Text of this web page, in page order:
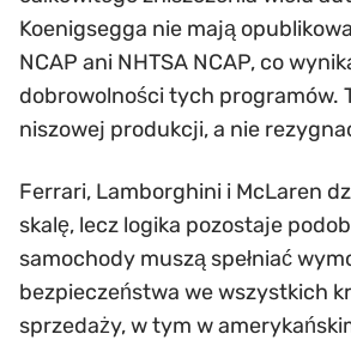
Koenigsegga nie mają
NCAP ani NHTSA NCAP, co
dobrowolności tych programów.
niszowej produkcji, a nie
Ferrari, Lamborghini i McLaren
skalę, lecz logika pozostaje
samochody muszą spełniać
bezpieczeństwa we wszystkich
sprzedaży, w tym w